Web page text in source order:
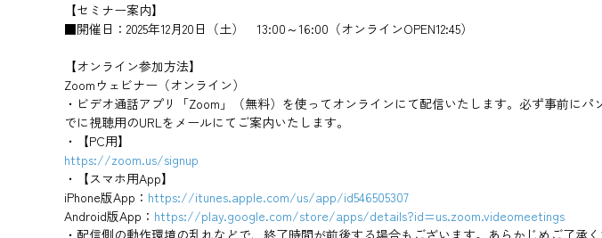
【セミナー案内】
■開催日：2025年12月20日（土） 13:00～16:00（オンラインOPEN12:45）
【オンライン参加方法】
Zoomウェビナー（オンライン）
・ビデオ通話アプリ「Zoom」（無料）を使ってオンラインにて配信いたします。必ず事前に
でに視聴用のURLをメールにてご案内いたします。
・【PC用】
https://zoom.us/signup
・【スマホ用App】
iPhone版App： https://itunes.apple.com/us/app/id546505307
Android版App： https://play.google.com/store/apps/details?id=us.zoom.videomeetings